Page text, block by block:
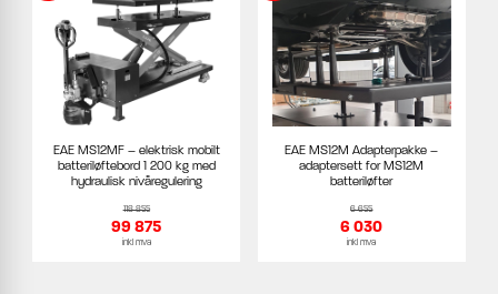
EAE MS12MF – elektrisk mobilt
batteriløftebord 1 200 kg med
hydraulisk nivåregulering
118 855
99 875
inkl mva
EAE MS12M Adapterpakke –
adaptersett for MS12M
batteriløfter
6 655
6 030
inkl mva